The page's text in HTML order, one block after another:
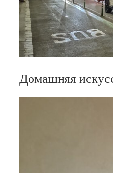
Домашняя